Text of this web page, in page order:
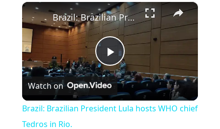
×
Play Video
Brazil: Brazilian President Lula hosts WHO chief Tedros in Rio.
Watch on
Brazil: Brazilian President Lula hosts WHO chief
Tedros in Rio.